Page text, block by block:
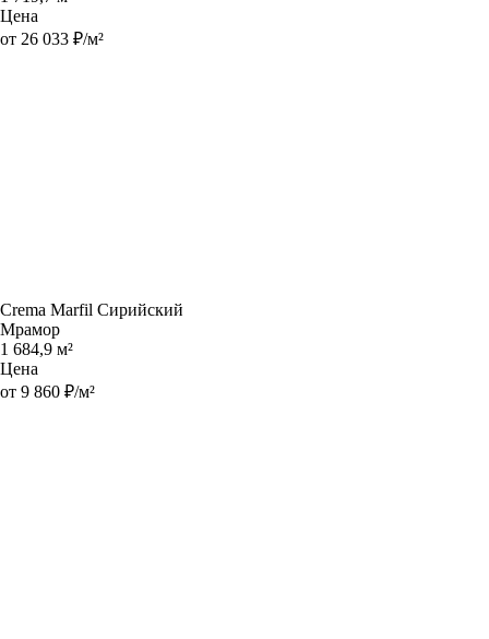
Цена
от 26 033 ₽/м²
Crema Marfil Сирийский
Мрамор
1 684,9 м²
Цена
от 9 860 ₽/м²